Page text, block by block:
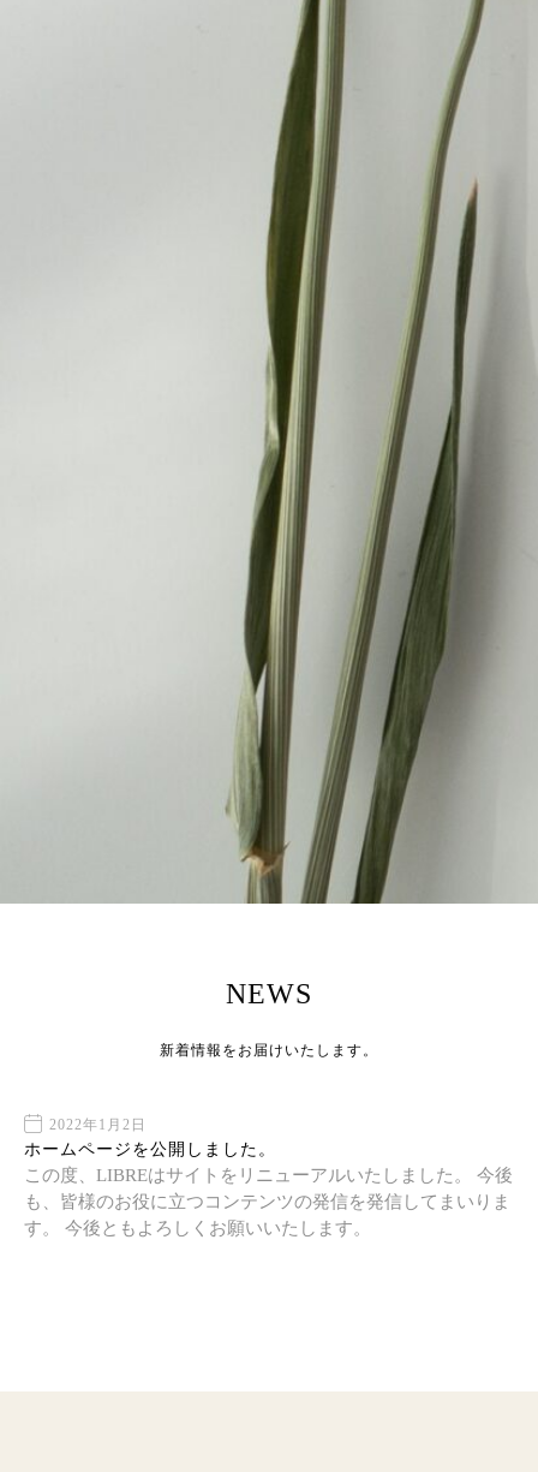
NEWS
新着情報をお届けいたします。
2022年1月2日
ホームページを公開しました。
この度、LIBREはサイトをリニューアルいたしました。 今後
も、皆様のお役に立つコンテンツの発信を発信してまいりま
す。 今後ともよろしくお願いいたします。